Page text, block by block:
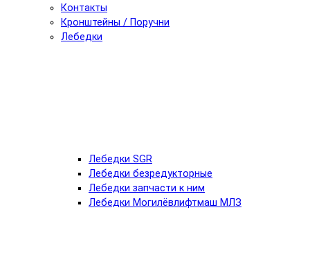
Контакты
Кронштейны / Поручни
Лебедки
Лебедки SGR
Лебедки безредукторные
Лебедки запчасти к ним
Лебедки Могилёвлифтмаш МЛЗ